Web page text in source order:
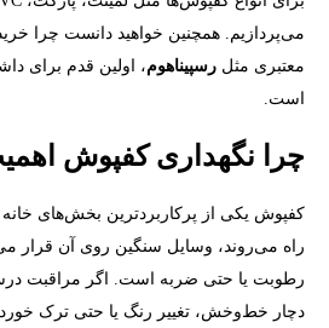
می‌پردازیم. همچنین خواهید دانست چرا
معتبری مثل رسپیناهوم، اولین قدم برای
است.
چرا نگهداری کفپوش
کفپوش یکی از پرکاربردترین بخش‌های خانه
راه می‌روند، وسایل سنگین روی آن قرار
رطوبت یا حتی ضربه است. اگر مراقبت
دچار خط‌وخش، تغییر رنگ یا حتی ترک